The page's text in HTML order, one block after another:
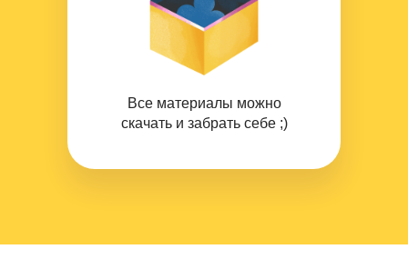
Все материалы можно
скачать и забрать себе ;)